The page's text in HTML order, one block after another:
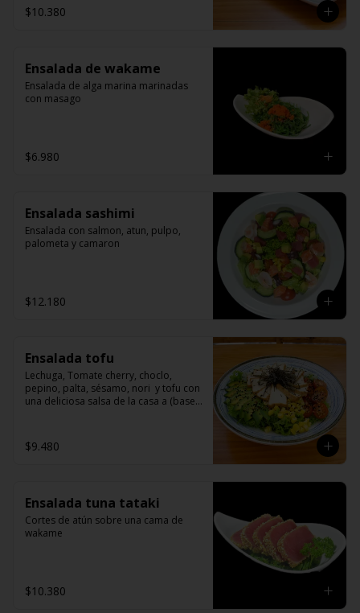
$10.380
Ensalada de wakame
Ensalada de alga marina marinadas
con masago
$6.980
Ensalada sashimi
Ensalada con salmon, atun, pulpo,
palometa y camaron
$12.180
Ensalada tofu
Lechuga, Tomate cherry, choclo,
pepino, palta, sésamo, nori  y tofu con
una deliciosa salsa de la casa a (base
$9.480
Ensalada tuna tataki
Cortes de atún sobre una cama de
wakame
$10.380